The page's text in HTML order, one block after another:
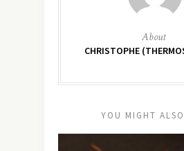
About
CHRISTOPHE
YOU MIGHT